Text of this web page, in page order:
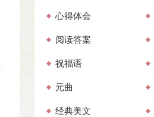
心得体会
阅读答案
祝福语
元曲
经典美文